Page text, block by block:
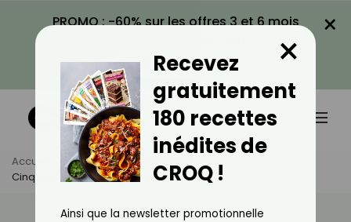
PROMO : -60% sur les offres 3 et 6 mois
VOIR LA PROMO
×
Accueil Actus
Alimentation
Cinq Baies : Bienfaits, Valeurs Nutritionnelles Et Recettes
Recevez
gratuitement
180 recettes
inédites de
CROQ !
×
Ainsi que la newsletter promotionnelle